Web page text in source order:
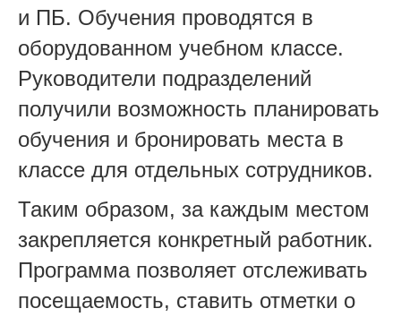
и ПБ. Обучения проводятся в
оборудованном учебном классе.
Руководители подразделений
получили возможность планировать
обучения и бронировать места в
классе для отдельных сотрудников.
Таким образом, за каждым местом
закрепляется конкретный работник.
Программа позволяет отслеживать
посещаемость, ставить отметки о